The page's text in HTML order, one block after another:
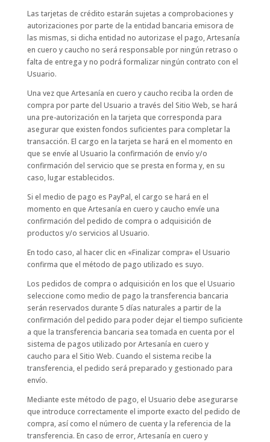
Las tarjetas de crédito estarán sujetas a comprobaciones y
autorizaciones por parte de la entidad bancaria emisora de
las mismas, si dicha entidad no autorizase el pago, Artesanía
en cuero y caucho no será responsable por ningún retraso o
falta de entrega y no podrá formalizar ningún contrato con el
Usuario.
Una vez que Artesanía en cuero y caucho reciba la orden de
compra por parte del Usuario a través del Sitio Web, se hará
una pre-autorización en la tarjeta que corresponda para
asegurar que existen fondos suficientes para completar la
transacción. El cargo en la tarjeta se hará en el momento en
que se envíe al Usuario la confirmación de envío y/o
confirmación del servicio que se presta en forma y, en su
caso, lugar establecidos.
Si el medio de pago es PayPal, el cargo se hará en el
momento en que Artesanía en cuero y caucho envíe una
confirmación del pedido de compra o adquisición de
productos y/o servicios al Usuario.
En todo caso, al hacer clic en «Finalizar compra» el Usuario
confirma que el método de pago utilizado es suyo.
Los pedidos de compra o adquisición en los que el Usuario
seleccione como medio de pago la transferencia bancaria
serán reservados durante 5 días naturales a partir de la
confirmación del pedido para poder dejar el tiempo suficiente
a que la transferencia bancaria sea tomada en cuenta por el
sistema de pagos utilizado por Artesanía en cuero y
caucho para el Sitio Web. Cuando el sistema recibe la
transferencia, el pedido será preparado y gestionado para
envío.
Mediante este método de pago, el Usuario debe asegurarse
que introduce correctamente el importe exacto del pedido de
compra, así como el número de cuenta y la referencia de la
transferencia. En caso de error, Artesanía en cuero y